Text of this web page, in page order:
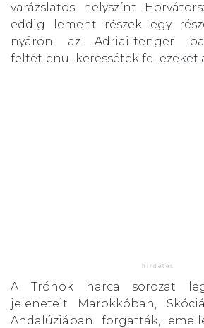
varázslatos helyszínt
eddig lement részek egy
nyáron az Adriai-tenger
feltétlenül keressétek fel ezeket
A Trónok harca sorozat
jeleneteit Marokkóban,
Andalúziában forgatták,